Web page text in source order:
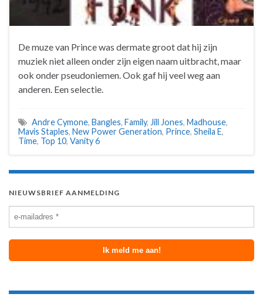
De muze van Prince was dermate groot dat hij zijn
muziek niet alleen onder zijn eigen naam uitbracht, maar
ook onder pseudoniemen. Ook gaf hij veel weg aan
anderen. Een selectie.
Andre Cymone, Bangles, Family, Jill Jones, Madhouse,
Mavis Staples, New Power Generation, Prince, Sheila E,
Time, Top 10, Vanity 6
NIEUWSBRIEF AANMELDING